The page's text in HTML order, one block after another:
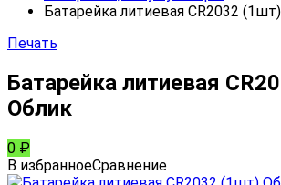
Батарейка литиевая CR2032
Печать
Батарейка литиевая
Облик
0 ₽
В избранноеСравнение